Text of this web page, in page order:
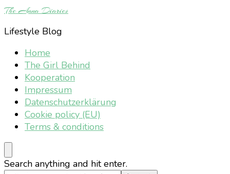
The Anna Diaries
Lifestyle Blog
Home
The Girl Behind
Kooperation
Impressum
Datenschutzerklärung
Cookie policy (EU)
Terms & conditions
Looking
Search anything and hit enter.